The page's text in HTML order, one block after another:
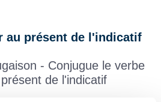
au présent de l'indicatif
- Conjugue le verbe
de l'indicatif